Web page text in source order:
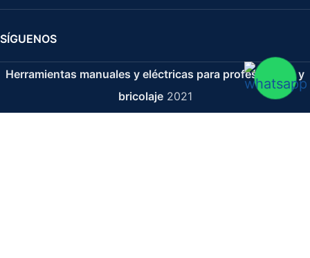
SÍGUENOS
Herramientas manuales y eléctricas para profesionales y
bricolaje 2021